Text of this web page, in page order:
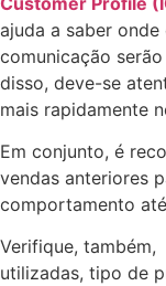
ajuda a saber
comunicação
disso, deve-se
mais rapidamente
Em conjunto, é
vendas anteriores
comportamento
Verifique,
utilizadas, tipo de